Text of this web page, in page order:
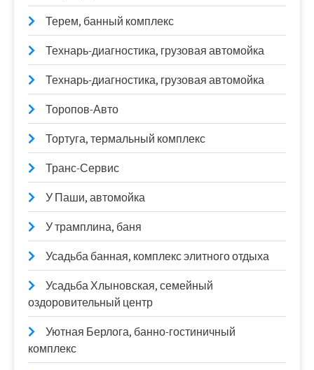
Терем, банный комплекс
Технарь-диагностика, грузовая автомойка
Технарь-диагностика, грузовая автомойка
Торопов-Авто
Тортуга, термальный комплекс
Транс-Сервис
У Паши, автомойка
У трамплина, баня
Усадьба банная, комплекс элитного отдыха
Усадьба Хлыновская, семейный
оздоровительный центр
Уютная Берлога, банно-гостиничный
комплекс